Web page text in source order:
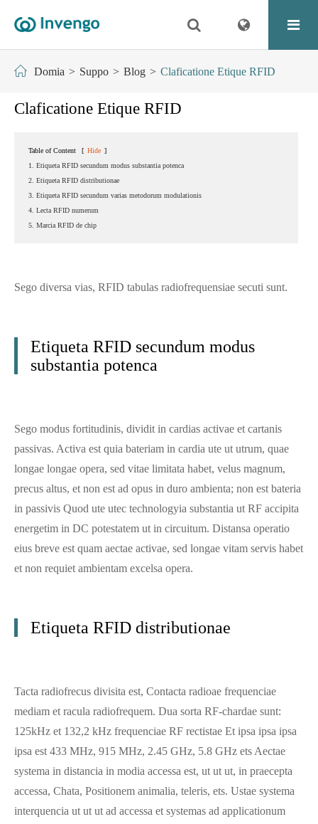
Domia Suppo Blog Claficatione Etique RFID
Claficatione Etique RFID
Table of Content [ Hide ]
1. Etiqueta RFID secundum modus substantia potenca
2. Etiqueta RFID distributionae
3. Etiqueta RFID secundum varias metodorum modulationis
4. Lecta RFID numerum
5. Marcia RFID de chip
Sego diversa vias, RFID tabulas radiofrequensiae secuti sunt.
Etiqueta RFID secundum modus
substantia potenca
Sego modus fortitudinis, dividit in cardias activae et cartanis
passivas. Activa est quia bateriam in cardia ute ut utrum, quae
longae longae opera, sed vitae limitata habet, velus magnum,
precus altus, et non est ad opus in duro ambienta; non est bateria
in passivis Quod ute utec technologyia substantia ut RF accipita
energetim in DC potestatem ut in circuitum. Distansa operatio
eius breve est quam aectae activae, sed longae vitam servis habet
et non requiet ambientam excelsa opera.
Etiqueta RFID distributionae
Tacta radiofrecus divisita est, Contacta radioae frequenciae
mediam et racula radiofrequem. Dua sorta RF-chardae sunt:
125kHz et 132,2 kHz frequenciae RF rectistae Et ipsa ipsa ipsa
ipsa est 433 MHz, 915 MHz, 2.45 GHz, 5.8 GHz ets Aectae
systema in distancia in modia accessa est, ut ut ut, in praecepta
accessa, Chata, Positionem animalia, teleris, ets. Ustae systema
interquencia ut ut ut ad accessa et systemas ad applicationum